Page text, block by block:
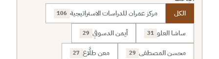
الكل مركز عمران للدراسات الاستراتيجية 106
ساشا العلو 31 أيمن الدسوقي 29
محسن المصطفى 29 معن طلَّاع 27